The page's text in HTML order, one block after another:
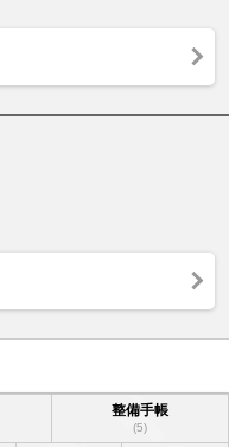
整備手帳
(5)